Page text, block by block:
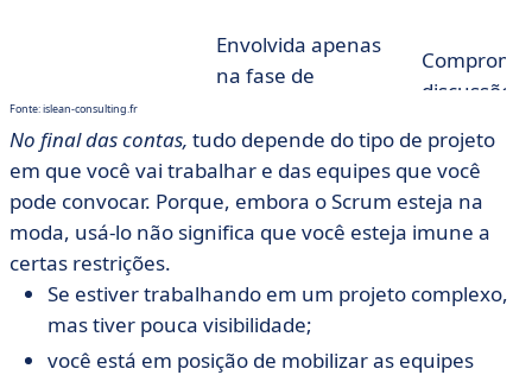
Equipe
Envolvida apenas
na fase de
sem visão geral
do projeto
discussões
equipe
Documentação
Grandes
quantidades
Fonte: islean-consulting.fr
No final das contas, tudo depende do tipo de projeto
em que você vai trabalhar e das equipes que você
pode convocar. Porque, embora o Scrum esteja na
moda, usá-lo não significa que você esteja imune a
certas restrições.
Se estiver trabalhando em um projeto complexo,
mas tiver pouca visibilidade;
você está em posição de mobilizar as equipes